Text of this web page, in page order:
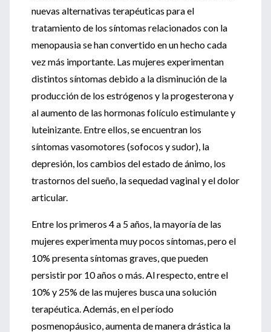
nuevas alternativas terapéuticas para el
tratamiento de los síntomas relacionados con la
menopausia se han convertido en un hecho cada
vez más importante. Las mujeres experimentan
distintos síntomas debido a la disminución de la
producción de los estrógenos y la progesterona y
al aumento de las hormonas folículo estimulante y
luteinizante. Entre ellos, se encuentran los
síntomas vasomotores (sofocos y sudor), la
depresión, los cambios del estado de ánimo, los
trastornos del sueño, la sequedad vaginal y el dolor
articular.
Entre los primeros 4 a 5 años, la mayoría de las
mujeres experimenta muy pocos síntomas, pero el
10% presenta síntomas graves, que pueden
persistir por 10 años o más. Al respecto, entre el
10% y 25% de las mujeres busca una solución
terapéutica. Además, en el período
posmenopáusico, aumenta de manera drástica la